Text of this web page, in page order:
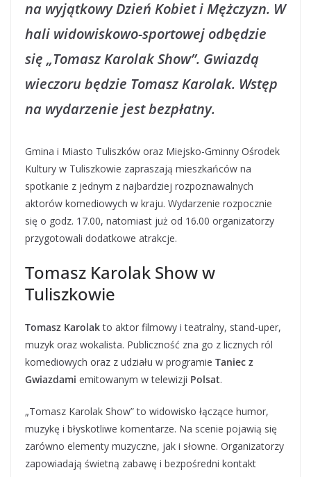
na wyjątkowy Dzień Kobiet i Mężczyzn. W
hali widowiskowo-sportowej odbędzie
się „Tomasz Karolak Show”. Gwiazdą
wieczoru będzie Tomasz Karolak. Wstęp
na wydarzenie jest bezpłatny.
Gmina i Miasto Tuliszków oraz Miejsko-Gminny Ośrodek
Kultury w Tuliszkowie zapraszają mieszkańców na
spotkanie z jednym z najbardziej rozpoznawalnych
aktorów komediowych w kraju. Wydarzenie rozpocznie
się o godz. 17.00, natomiast już od 16.00 organizatorzy
przygotowali dodatkowe atrakcje.
Tomasz Karolak Show w
Tuliszkowie
Tomasz Karolakto aktor filmowy i teatralny, stand-uper,
muzyk oraz wokalista. Publiczność zna go z licznych ról
komediowych oraz z udziału w programie Taniec z
Gwiazdami emitowanym w telewizji Polsat.
„Tomasz Karolak Show” to widowisko łączące humor,
muzykę i błyskotliwe komentarze. Na scenie pojawią się
zarówno elementy muzyczne, jak i słowne. Organizatorzy
zapowiadają świetną zabawę i bezpośredni kontakt